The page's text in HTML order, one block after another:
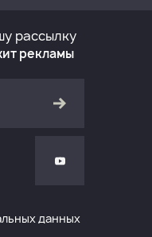
рассылку
рекламы
данных